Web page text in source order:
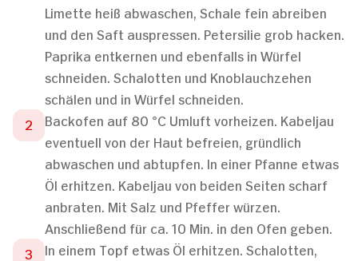
Limette heiß abwaschen, Schale fein abreiben
und den Saft auspressen. Petersilie grob hacken.
Paprika entkernen und ebenfalls in Würfel
schneiden. Schalotten und Knoblauchzehen
schälen und in Würfel schneiden.
Backofen auf 80 °C Umluft vorheizen. Kabeljau
eventuell von der Haut befreien, gründlich
abwaschen und abtupfen. In einer Pfanne etwas
Öl erhitzen. Kabeljau von beiden Seiten scharf
anbraten. Mit Salz und Pfeffer würzen.
Anschließend für ca. 10 Min. in den Ofen geben.
In einem Topf etwas Öl erhitzen. Schalotten,